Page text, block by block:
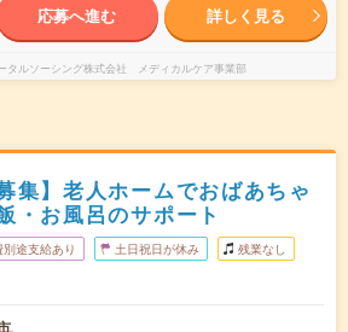
応募へ進む 詳しく見る
タルソーシング株式会社 メディカルケア事業部
集】老人ホームでおばあちゃ
・お風呂のサポート
別途支給あり 土日祝日が休み 残業なし